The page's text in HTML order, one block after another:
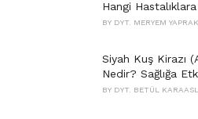
Hangi
BY DYT. MERYEM YAPRAK
Siyah Kuş Kirazı
Nedir? Sağlığa
BY DYT. BETÜL